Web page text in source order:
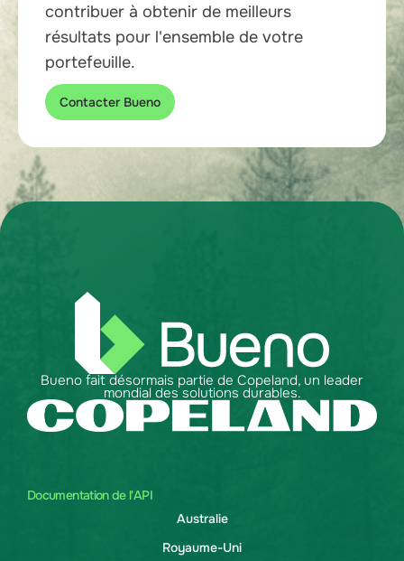
contribuer à obtenir de meilleurs
résultats pour l'ensemble de votre
portefeuille.
Contacter Bueno
Documentation de l'API
Australie
Royaume-Uni
Bueno fait désormais partie de Copeland, un leader
mondial des solutions durables.